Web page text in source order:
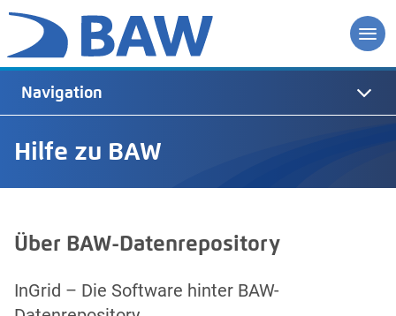
Hilfe zu BAW
Navigation
Über BAW-Datenrepository
InGrid – Die Software hinter BAW-